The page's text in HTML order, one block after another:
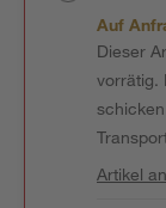
Auf
Dieser
vorrätig.
Artikel